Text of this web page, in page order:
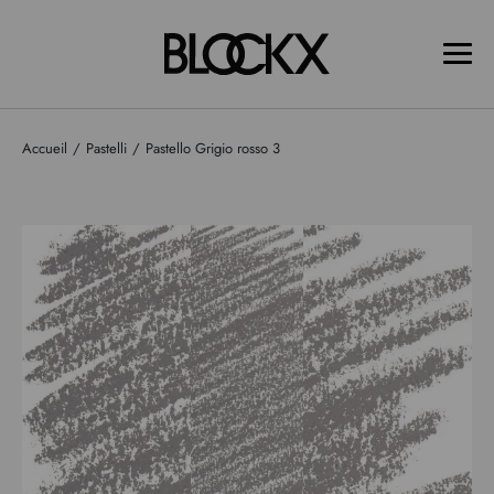
Accueil Pastelli Pastello Grigio rosso 3